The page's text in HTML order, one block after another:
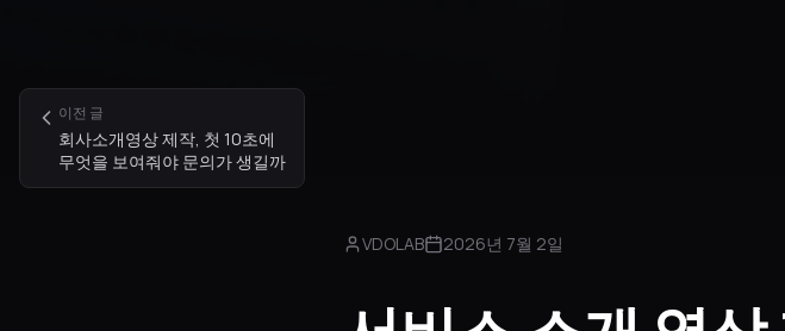
VDOLAB 2026년 7월 2일
이전 글
회사소개영상 제작, 첫 10초에
무엇을 보여줘야 문의가 생길까